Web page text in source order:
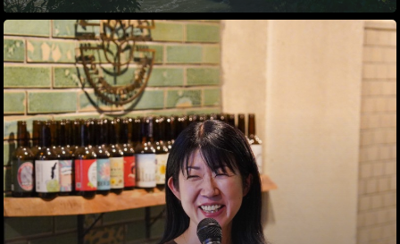
祭
Archives リスト表示
Category
アート／文化／音楽
アクセス